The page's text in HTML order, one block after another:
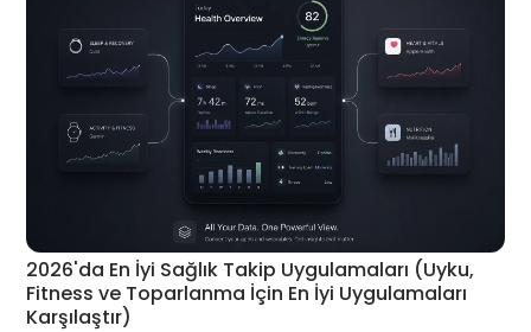
2026'da En İyi Sağlık Takip Uygulamaları (Uyku,
Fitness ve Toparlanma İçin En İyi Uygulamaları
Karşılaştır)